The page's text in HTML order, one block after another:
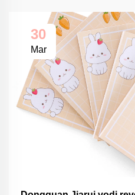
30
Mar